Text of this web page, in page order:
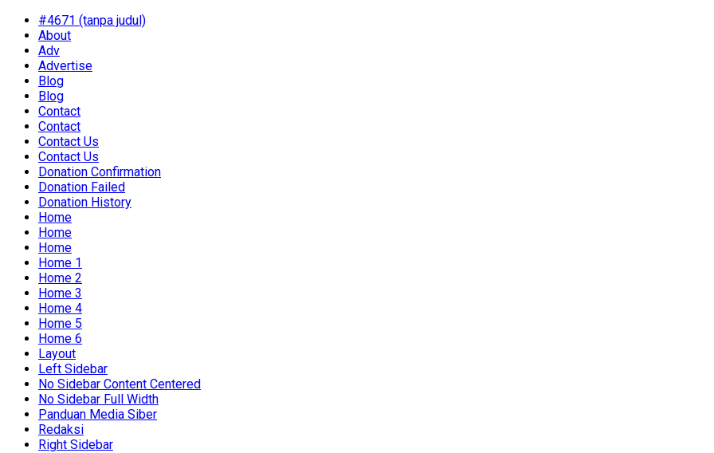
#4671 (tanpa judul)
About
Adv
Advertise
Blog
Blog
Contact
Contact
Contact Us
Contact Us
Donation Confirmation
Donation Failed
Donation History
Home
Home
Home
Home 1
Home 2
Home 3
Home 4
Home 5
Home 6
Layout
Left Sidebar
No Sidebar Content Centered
No Sidebar Full Width
Panduan Media Siber
Redaksi
Right Sidebar